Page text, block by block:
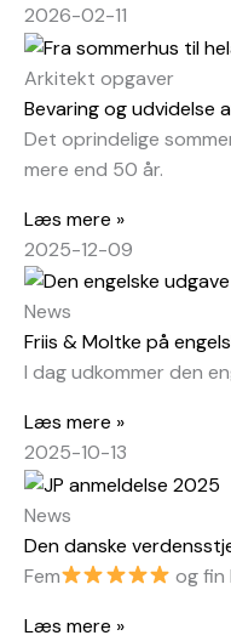
2026-02-11
Arkitekt opgaver
Bevaring og udvidelse
Det oprindelige
mere end 50 år.
Læs mere »
2025-12-09
News
Friis & Moltke på
I dag udkommer den
Læs mere »
2025-10-13
News
Den danske
Fem
og fin
Læs mere »